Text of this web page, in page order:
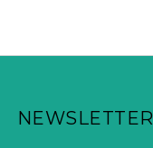
NEWSLETTER